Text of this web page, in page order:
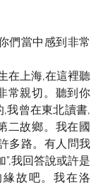
們當中感到非常
在上海,在這裡聽
常親切。聽到你
我曾在東北讀書,
二故鄉。我在國
多路。有人問我
”,我回答說或許是
故吧。我在洛